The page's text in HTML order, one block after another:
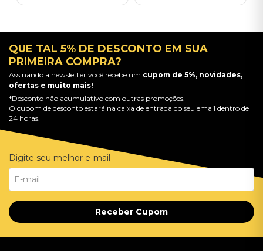
QUE TAL 5% DE DESCONTO EM SUA
PRIMEIRA COMPRA?
Assinando a newsletter você recebe um cupom de 5%, novidades,
ofertas e muito mais!
*Desconto não acumulativo com outras promoções.
O cupom de desconto estará na caixa de entrada do seu email dentro de
24 horas.
Digite seu melhor e-mail
Receber Cupom